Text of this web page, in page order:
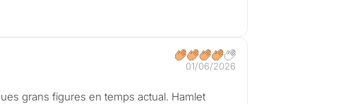
01/06/2026
grans figures en temps actual. Hamlet